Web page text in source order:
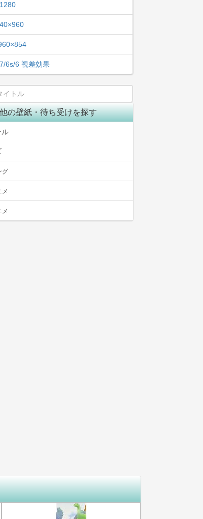
6s/6 視差効果
の壁紙・待ち受けを探す
ル
グ
メ
メ